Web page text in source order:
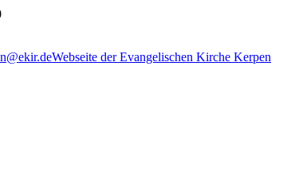
Webseite der Evangelischen Kirche Kerpen